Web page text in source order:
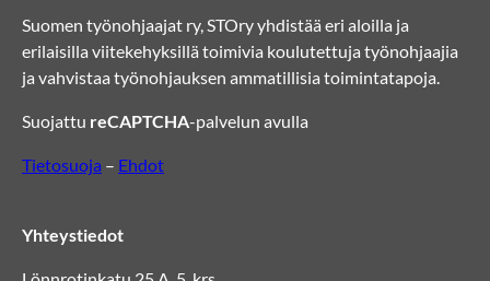
Suomen työnohjaajat ry, STOry yhdistää eri aloilla ja
erilaisilla viitekehyksillä toimivia koulutettuja työnohjaajia
ja vahvistaa työnohjauksen ammatillisia toimintatapoja.
Suojattu reCAPTCHA-palvelun avulla
Tietosuoja – Ehdot
Yhteystiedot